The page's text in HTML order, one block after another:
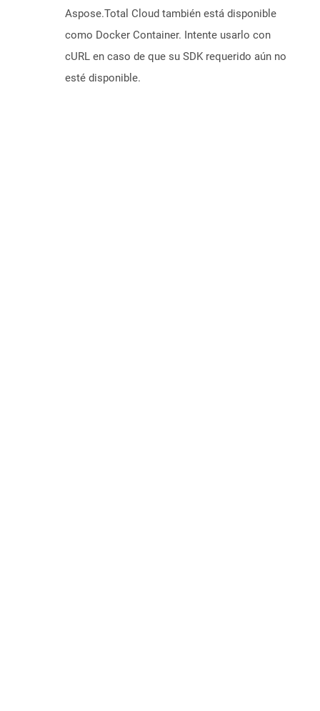
Aspose.Total Cloud también está disponible
como Docker Container. Intente usarlo con
cURL en caso de que su SDK requerido aún no
esté disponible.